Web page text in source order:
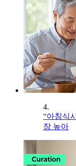
4.
“아침식
장 높아